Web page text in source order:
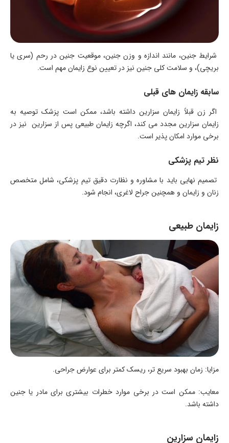
شرایط جنین، مانند اندازه و وزن جنین، موقعیت جنین در رحم (سری یا
بریچی)، و سلامت کلی جنین نیز در تعیین نوع زایمان مهم است.
سابقه زایمان‌ های قبلی
اگر زن قبلاً زایمان سزارین داشته باشد، ممکن است پزشک توصیه به
زایمان سزارین مجدد می کند، اگرچه زایمان طبیعی پس از سزارین نیز در
برخی موارد امکان ‌پذیر است.
نظر تیم پزشکی
تصمیم نهایی باید با مشاوره و نظارت دقیق تیم پزشکی، شامل متخصص
زنان و زایمان و همچنین جراح لاغری، انجام شود.
زایمان طبیعی
مزایا: زمان بهبود سریع‌ تر، ریسک کمتر برای عوارض جراحی.
معایب: ممکن است در برخی موارد خطرات بیشتری برای مادر یا جنین
داشته باشد.
زایمان سزارین